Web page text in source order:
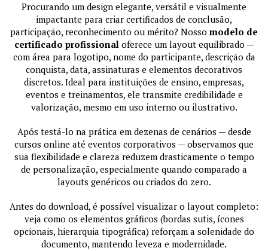
Procurando um design elegante, versátil e visualmente
impactante para criar certificados de conclusão,
participação, reconhecimento ou mérito? Nosso modelo de
certificado profissionaloferece um layout equilibrado —
com área para logotipo, nome do participante, descrição da
conquista, data, assinaturas e elementos decorativos
discretos. Ideal para instituições de ensino, empresas,
eventos e treinamentos, ele transmite credibilidade e
valorização, mesmo em uso interno ou ilustrativo.
Após testá-lo na prática em dezenas de cenários — desde
cursos online até eventos corporativos — observamos que
sua flexibilidade e clareza reduzem drasticamente o tempo
de personalização, especialmente quando comparado a
layouts genéricos ou criados do zero.
Antes do download, é possível visualizar o layout completo:
veja como os elementos gráficos (bordas sutis, ícones
opcionais, hierarquia tipográfica) reforçam a solenidade do
documento, mantendo leveza e modernidade.